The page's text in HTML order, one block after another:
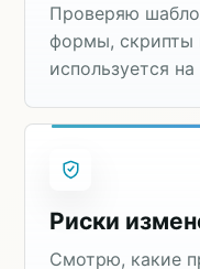
Проверяю
формы, скрипты
используется на
Риски
Смотрю, какие